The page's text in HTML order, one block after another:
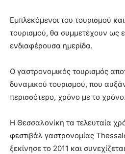
Εμπλεκόμενοι του τουρισμού
τουρισμού, θα συμμετέχουν ως
ενδιαφέρουσα ημερίδα.
Ο γαστρονομικός τουρισμός
δυναμικού τουρισμού, που
περισσότερο, χρόνο με το χρόνο.
Η Θεσσαλονίκη τα τελευταία
φεστιβάλ γαστρονομίας
ξεκίνησε το 2011 και